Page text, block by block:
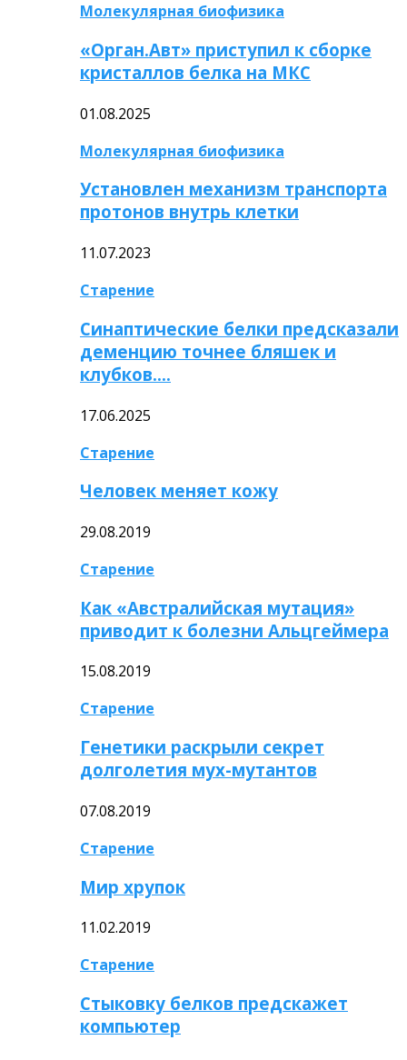
Молекулярная биофизика
«Орган.Авт» приступил к сборке
кристаллов белка на МКС
01.08.2025
Молекулярная биофизика
Установлен механизм транспорта
протонов внутрь клетки
11.07.2023
Старение
Синаптические белки предсказали
деменцию точнее бляшек и
клубков….
17.06.2025
Старение
Человек меняет кожу
29.08.2019
Старение
Как «Австралийская мутация»
приводит к болезни Альцгеймера
15.08.2019
Старение
Генетики раскрыли секрет
долголетия мух-мутантов
07.08.2019
Старение
Мир хрупок
11.02.2019
Старение
Стыковку белков предскажет
компьютер